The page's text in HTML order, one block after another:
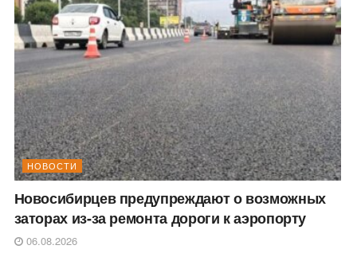
НОВОСТИ
Новосибирцев предупреждают о возможных
заторах из-за ремонта дороги к аэропорту
06.08.2026